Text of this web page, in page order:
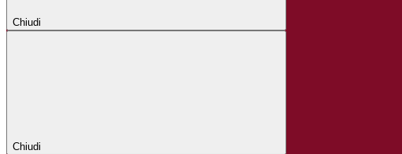
Chiudi
Chiudi